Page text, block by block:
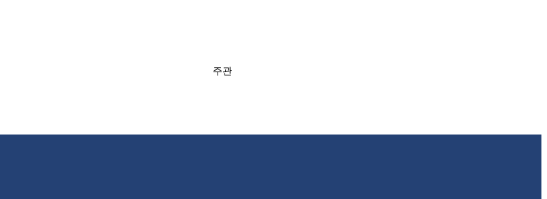
주관